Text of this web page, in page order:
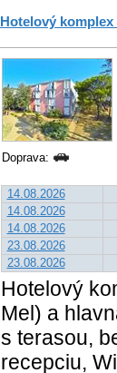
Hotelový komplex
Doprava:
14.08.2026
14.08.2026
14.08.2026
23.08.2026
23.08.2026
Hotelový
Mel) a
s terasou,
recepciu,